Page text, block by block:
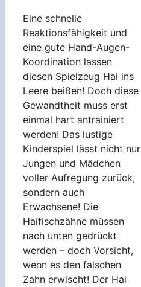
Eine schnelle
Reaktionsfähigkeit und
eine gute Hand-Augen-
Koordination lassen
diesen Spielzeug Hai ins
Leere beißen! Doch diese
Gewandtheit muss erst
einmal hart antrainiert
werden! Das lustige
Kinderspiel lässt nicht nur
Jungen und Mädchen
voller Aufregung zurück,
sondern auch
Erwachsene! Die
Haifischzähne müssen
nach unten gedrückt
werden – doch Vorsicht,
wenn es den falschen
Zahn erwischt! Der Hai